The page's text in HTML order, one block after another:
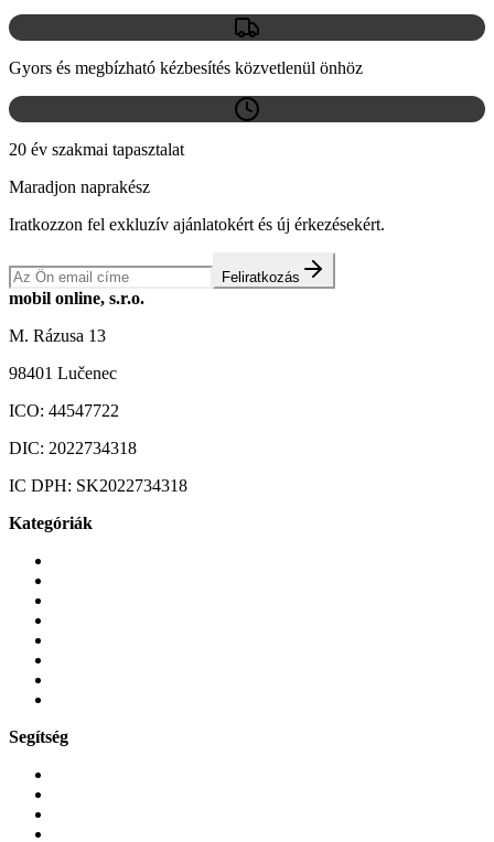
Gyors és megbízható kézbesítés közvetlenül önhöz
20 év szakmai tapasztalat
Maradjon naprakész
Iratkozzon fel exkluzív ajánlatokért és új érkezésekért.
Feliratkozás
mobil online, s.r.o.
M. Rázusa 13
98401 Lučenec
ICO: 44547722
DIC: 2022734318
IC DPH: SK2022734318
Kategóriák
Segítség